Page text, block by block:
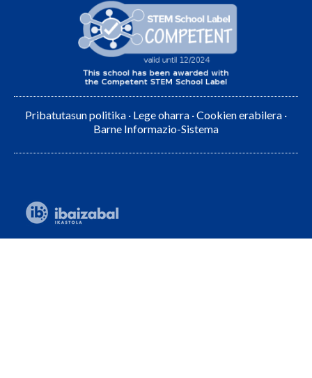
Pribatutasun politika · Lege oharra ·Cookien erabilera ·
Barne Informazio-Sistema